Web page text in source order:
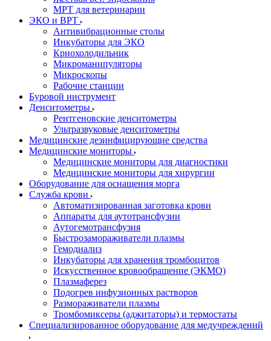
МРТ для ветеринарии
ЭКО и ВРТ
Антивибрационные столы
Инкубаторы для ЭКО
Криохолодильник
Микроманипуляторы
Микроскопы
Рабочие станции
Буровой инструмент
Денситометры
Рентгеновские денситометры
Ультразвуковые денситометры
Медицинские дезинфицирующие средства
Медицинские мониторы
Медицинские мониторы для диагностики
Медицинские мониторы для хирургии
Оборудование для оснащения морга
Служба крови
Автоматизированная заготовка крови
Аппараты для аутотрансфузии
Аутогемотрансфузия
Быстрозамораживатели плазмы
Гемодиализ
Инкубаторы для хранения тромбоцитов
Искусственное кровообращение (ЭКМО)
Плазмаферез
Подогрев инфузионных растворов
Размораживатели плазмы
Тромбомиксеры (аджитаторы) и термостаты
Специализированное оборудование для медучреждений